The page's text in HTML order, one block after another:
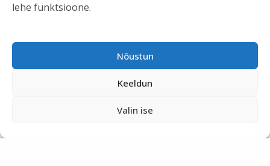
lehe funktsioone.
Nõustun
Keeldun
Valin ise
saada uusi teadmisi, vaatanurki.
Praktiseerida uut teadmist, käies Võru